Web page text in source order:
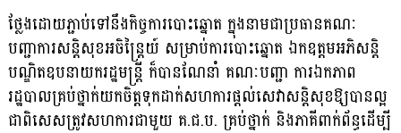
ថ្លែងដោយភ្ជាប់ទៅនឹងកិច្ចការបោះឆ្នោត ក្នុងនាមជាប្រធានគណៈ
បញ្ជាការសន្តិសុខអចិន្ត្រៃយ៍ សម្រាប់ការបោះឆ្នោត ឯកឧត្តមអភិសន្តិ
បណ្ឌិតឧបនាយករដ្ឋមន្ត្រី ក៏បានណែនាំ គណៈបញ្ជា ការឯកភាព
រដ្ឋបាលគ្រប់ថ្នាក់យកចិត្តទុកដាក់សហការផ្តល់សេវាសន្តិសុខឱ្យបានល្អ
ជាពិសេសត្រូវសហការជាមួយ គ.ជ.ប. គ្រប់ថ្នាក់ និងភាគីពាក់ព័ន្ធដើម្បី